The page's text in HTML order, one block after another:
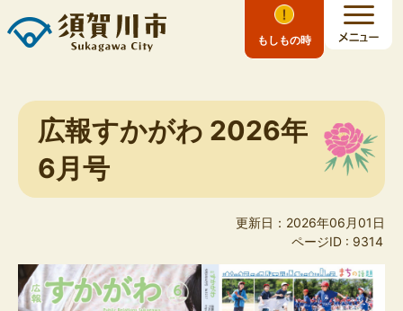
もしもの時
広報すかがわ 2026年
6月号
更新日：2026年06月01日
ページID : 9314